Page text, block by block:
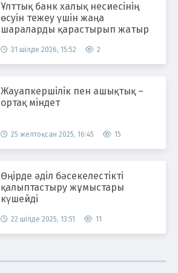
Ұлттық банк халық несиесінің
өсуін тежеу үшін жаңа
шараларды қарастырып жатыр
31 шілде 2026, 15:52 2
Жауапкершілік пен ашықтық –
ортақ міндет
25 желтоқсан 2025, 16:45 15
Өңірде әділ бәсекелестікті
қалыптастыру жұмыстары
күшейді
22 шілде 2025, 13:51 11